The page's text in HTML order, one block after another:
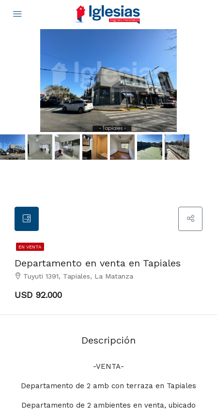
EN VENTA
Departamento en venta en Tapiales
Tuyuti 1391, Tapiales, La Matanza
USD 92.000
Descripción
-VENTA-
Departamento de 2 amb con terraza en Tapiales
Departamento de 2 ambientes en venta, ubicado